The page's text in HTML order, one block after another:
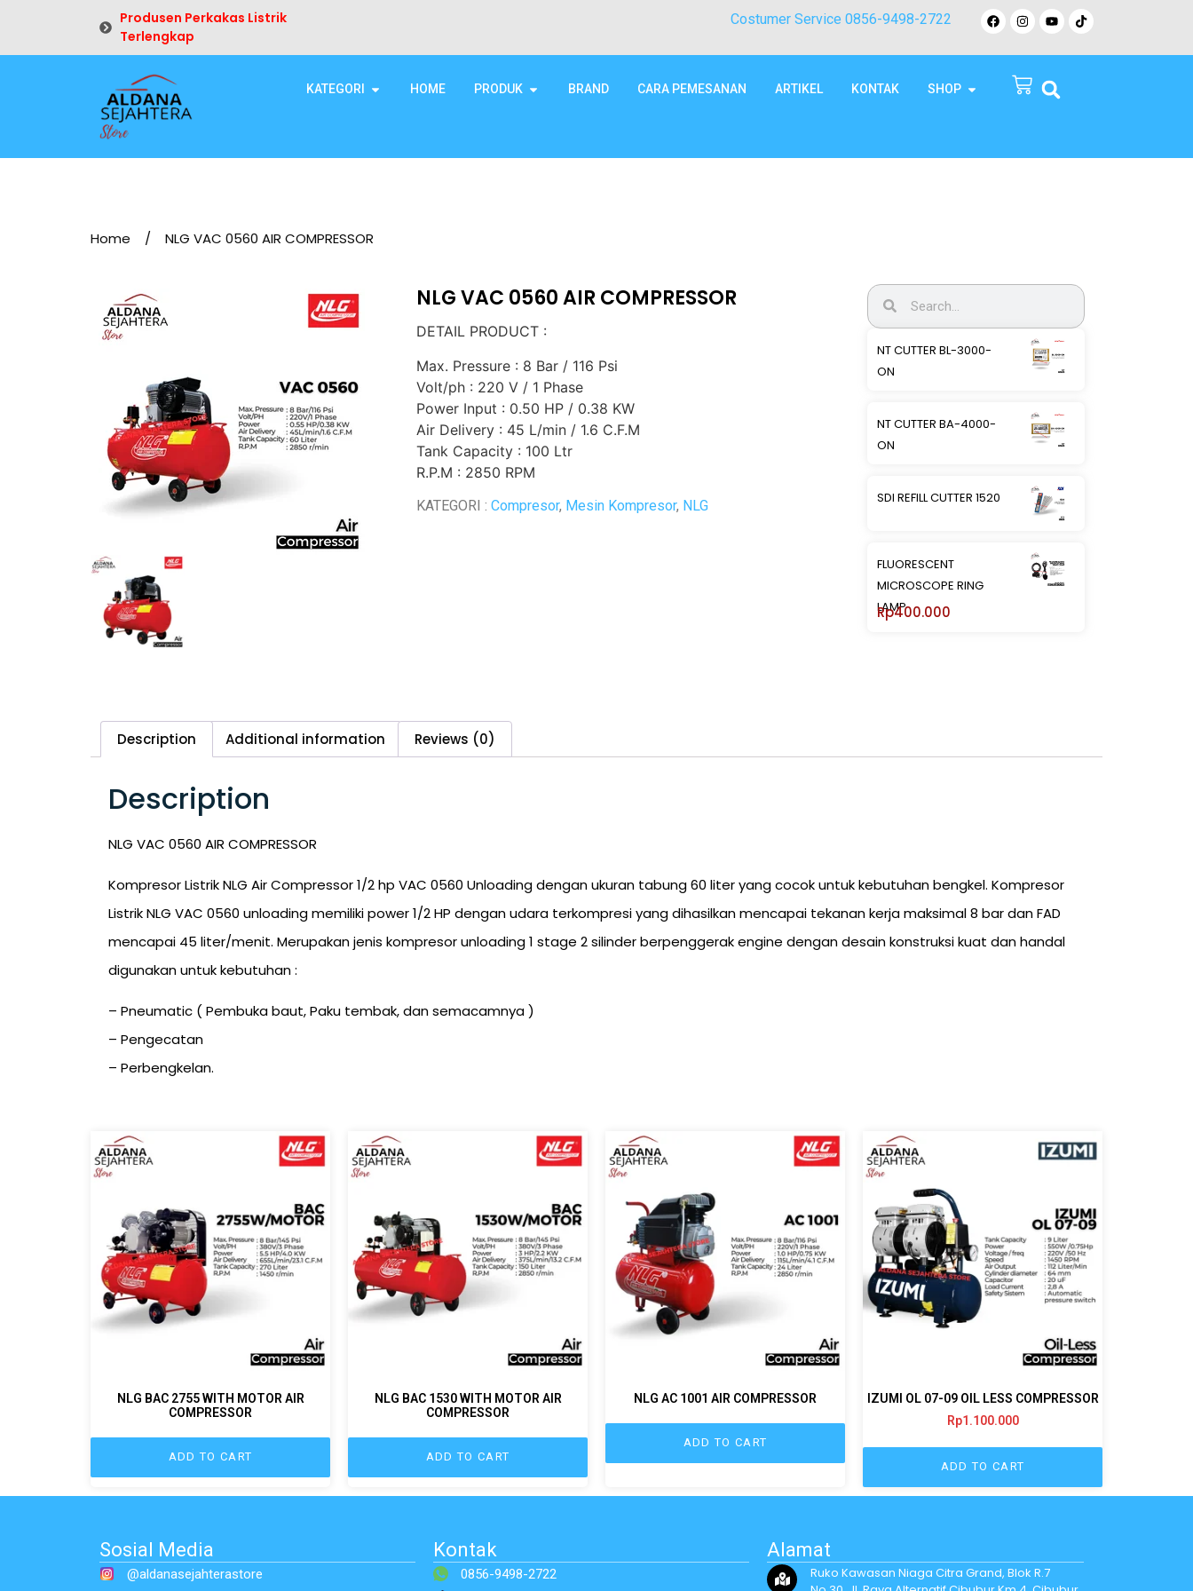
Produsen Perkakas Listrik
Terlengkap
Costumer Service 0856-9498-2722
KATEGORI HOME PRODUK BRAND CARA PEMESANAN ARTIKEL KONTAK SHOP
Home / NLG VAC 0560 AIR COMPRESSOR
NLG VAC 0560 AIR COMPRESSOR
DETAIL PRODUCT :
Max. Pressure : 8 Bar / 116 Psi
Volt/ph : 220 V / 1 Phase
Power Input : 0.50 HP / 0.38 KW
Air Delivery : 45 L/min / 1.6 C.F.M
Tank Capacity : 100 Ltr
R.P.M : 2850 RPM
KATEGORI : Compresor, Mesin Kompresor, NLG
NT CUTTER BL-3000-
ON
NT CUTTER BA-4000-
ON
SDI REFILL CUTTER 1520
FLUORESCENT
MICROSCOPE RING
LAMP
Rp400.000
Description Additional information Reviews (0)
Description
NLG VAC 0560 AIR COMPRESSOR
Kompresor Listrik NLG Air Compressor 1/2 hp VAC 0560 Unloading dengan ukuran tabung 60 liter yang cocok untuk kebutuhan bengkel. Kompresor
Listrik NLG VAC 0560 unloading memiliki power 1/2 HP dengan udara terkompresi yang dihasilkan mencapai tekanan kerja maksimal 8 bar dan FAD
mencapai 45 liter/menit. Merupakan jenis kompresor unloading 1 stage 2 silinder berpenggerak engine dengan desain konstruksi kuat dan handal
digunakan untuk kebutuhan :
– Pneumatic ( Pembuka baut, Paku tembak, dan semacamnya )
– Pengecatan
– Perbengkelan.
NLG BAC 2755 WITH MOTOR AIR
COMPRESSOR
ADD TO CART
NLG BAC 1530 WITH MOTOR AIR
COMPRESSOR
ADD TO CART
NLG AC 1001 AIR COMPRESSOR
ADD TO CART
IZUMI OL 07-09 OIL LESS COMPRESSOR
Rp1.100.000
ADD TO CART
Sosial Media
@aldanasejahterastore
Kontak
0856-9498-2722
Alamat
Ruko Kawasan Niaga Citra Grand, Blok R.7